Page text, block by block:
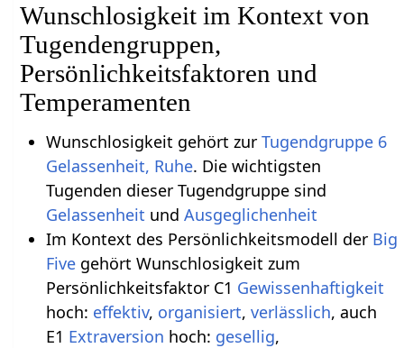
Wunschlosigkeit im Kontext von
Tugendengruppen,
Persönlichkeitsfaktoren und
Temperamenten
Wunschlosigkeit gehört zur Tugendgruppe 6
Gelassenheit, Ruhe. Die wichtigsten
Tugenden dieser Tugendgruppe sind
Gelassenheit und Ausgeglichenheit
Im Kontext des Persönlichkeitsmodell der Big
Fivegehört Wunschlosigkeit zum
Persönlichkeitsfaktor C1 Gewissenhaftigkeit
hoch: effektiv, organisiert, verlässlich, auch
E1 Extraversion hoch: gesellig,